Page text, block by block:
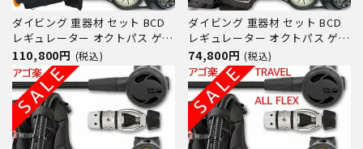
ダイビング 重器材 セット BCD
レギュレーター オクトパス ゲー
ジ 重器材セット 4点 【HDc-
Hreg2Flx-Hoct2-Hmfx2】
AQUALUNG スキューバダイビ
ング 重器材セット OH オーバー
ホール クーポン プレゼント ア
ゴ楽 あご
110,800円 (税込)
ダイビング 重器材 セット BCD
レギュレーター オクトパス ゲー
ジ 重器材セット 4点 【0602-
Hreg2Flx-Hoct2-Hmfx2】
TUSA スキューバダイビング 重
器材セット OH オーバーホール
クーポン プレゼント アゴ楽 あ
ごら
74,800円 (税込)